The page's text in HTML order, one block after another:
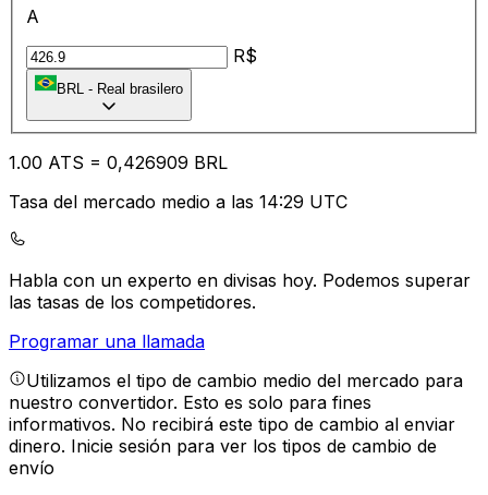
A
R$
BRL - Real brasilero
1.00 ATS = 0,426909 BRL
Tasa del mercado medio a las 14:29 UTC
Habla con un experto en divisas hoy. Podemos superar
las tasas de los competidores.
Programar una llamada
Utilizamos el tipo de cambio medio del mercado para
nuestro convertidor. Esto es solo para fines
informativos. No recibirá este tipo de cambio al enviar
dinero. Inicie sesión para ver los tipos de cambio de
envío